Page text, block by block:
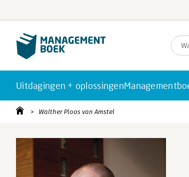
Uitdagingen + oplossingen
Walther Ploos van Amstel